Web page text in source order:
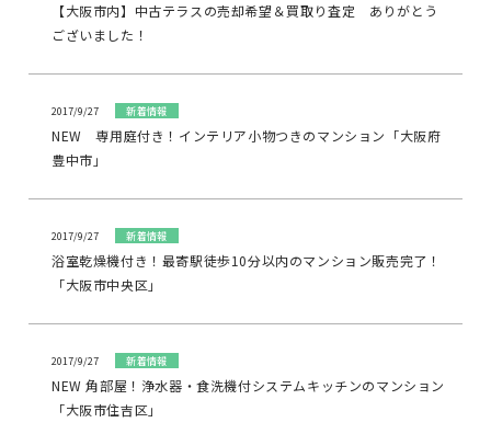
【大阪市内】中古テラスの売却希望＆買取り査定 ありがとう
ございました！
2017/9/27 新着情報
NEW 専用庭付き！インテリア小物つきのマンション「大阪府
豊中市」
2017/9/27 新着情報
浴室乾燥機付き！最寄駅徒歩10分以内のマンション販売完了！
「大阪市中央区」
2017/9/27 新着情報
NEW 角部屋！浄水器・食洗機付システムキッチンのマンション
「大阪市住吉区」